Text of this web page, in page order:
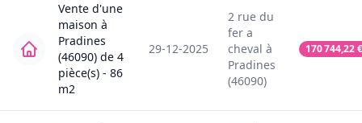
Vente d'une
maison à
Pradines
(46090) de 4
pièce(s) - 86
m2
29-12-2025
2 rue du
fer a
cheval à
Pradines
(46090)
170 744,22€